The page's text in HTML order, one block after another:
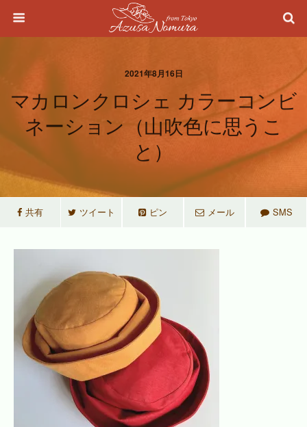
2021年8月16日
マカロンクロシェ カラーコンビ
ネーション（山吹色に思うこ
と）
共有 ツイート ピン メール SMS